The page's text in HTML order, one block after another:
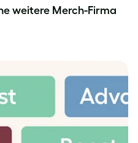
weitere Merch-Firma